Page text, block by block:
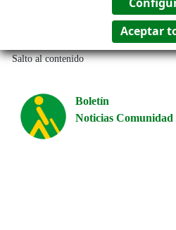
Salto al contenido
Boletín
Noticias